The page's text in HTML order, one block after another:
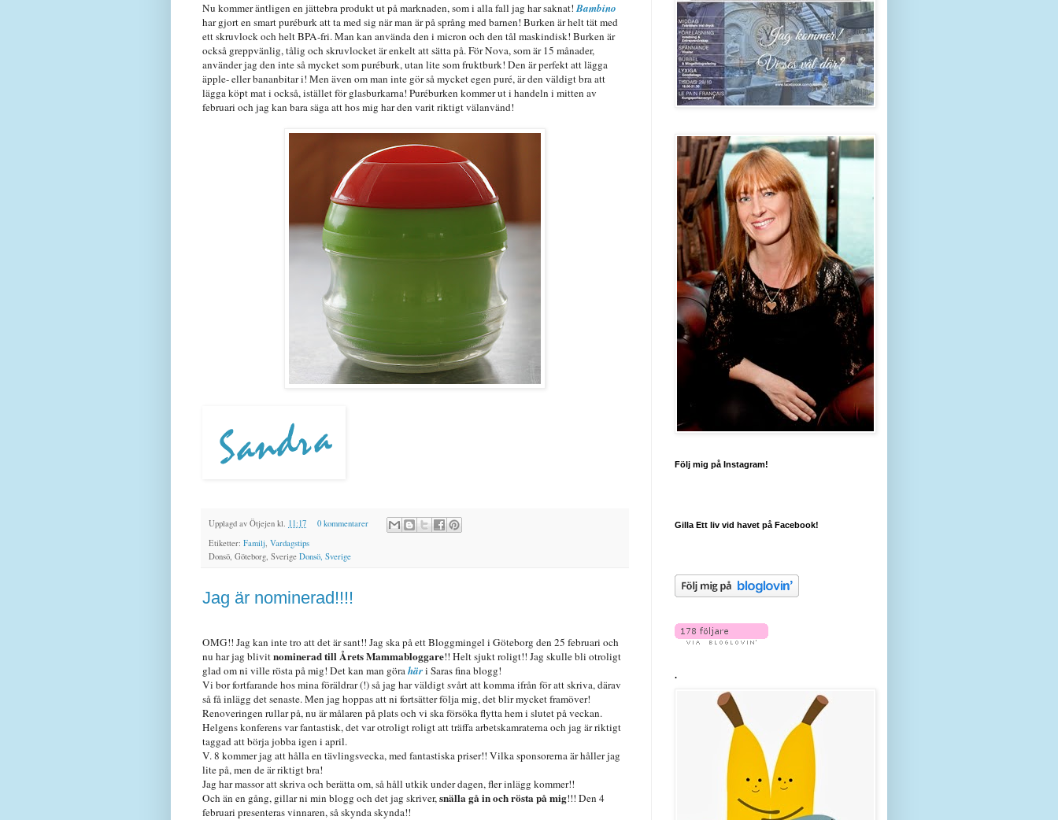
Nu kommer äntligen en jättebra produkt ut på marknaden, som i alla fall jag har saknat!Bambino
har gjort en smart puréburk att ta med sig när man är på språng med barnen! Burken är helt tät med
ett skruvlock och helt BPA-fri. Man kan använda den i micron och den tål maskindisk! Burken är
också greppvänlig, tålig och skruvlocket är enkelt att sätta på. För Nova, som är 15 månader,
använder jag den inte så mycket som puréburk, utan lite som fruktburk! Den är perfekt att lägga
äpple- eller bananbitar i! Men även om man inte gör så mycket egen puré, är den väldigt bra att
lägga köpt mat i också, istället för glasburkarna! Puréburken kommer ut i handeln i mitten av
februari och jag kan bara säga att hos mig har den varit riktigt välanvänd!
Upplagd av Ötjejen kl. 11:17
0 kommentarer
Etiketter: Familj, Vardagstips
Donsö, Göteborg, Sverige Donsö, Sverige
Jag är nominerad!!!!
OMG!! Jag kan inte tro att det är sant!! Jag ska på ett Bloggmingel i Göteborg den 25 februari och
nu har jag blivitnominerad till Årets Mammabloggare!! Helt sjukt roligt!! Jag skulle bli otroligt
glad om ni ville rösta på mig! Det kan man görahäri Saras fina blogg!
Vi bor fortfarande hos mina föräldrar (!) så jag har väldigt svårt att komma ifrån för att skriva, därav
så få inlägg det senaste. Men jag hoppas att ni fortsätter följa mig, det blir mycket framöver!
Renoveringen rullar på, nu är målaren på plats och vi ska försöka flytta hem i slutet på veckan.
Helgens konferens var fantastisk, det var otroligt roligt att träffa arbetskamraterna och jag är riktigt
taggad att börja jobba igen i april.
V. 8 kommer jag att hålla en tävlingsvecka, med fantastiska priser!! Vilka sponsorerna är håller jag
lite på, men de är riktigt bra!
Jag har massor att skriva och berätta om, så håll utkik under dagen, fler inlägg kommer!!
Och än en gång, gillar ni min blogg och det jag skriver,snälla gå in och rösta på mig!!! Den 4
februari presenteras vinnaren, så skynda skynda!!
Följ mig på Instagram!
Gilla Ett liv vid havet på Facebook!
.